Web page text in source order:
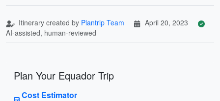
Itinerary created by Plantrip Team
April 20, 2023
AI-assisted, human-reviewed
Plan Your Equador Trip
Cost Estimator